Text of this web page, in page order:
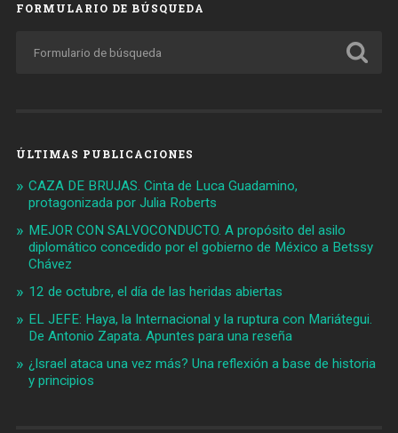
FORMULARIO DE BÚSQUEDA
ÚLTIMAS PUBLICACIONES
CAZA DE BRUJAS. Cinta de Luca Guadamino,
protagonizada por Julia Roberts
MEJOR CON SALVOCONDUCTO. A propósito del asilo
diplomático concedido por el gobierno de México a Betssy
Chávez
12 de octubre, el día de las heridas abiertas
EL JEFE: Haya, la Internacional y la ruptura con Mariátegui.
De Antonio Zapata. Apuntes para una reseña
¿Israel ataca una vez más? Una reflexión a base de historia
y principios